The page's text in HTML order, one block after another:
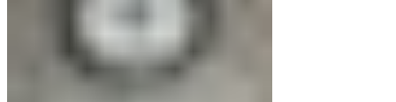
GSF750 Bandit 96-99
GSR600 06-10
GSX-1300R Hayabusa 08-16
GSX-1300R Hayabusa 99-07